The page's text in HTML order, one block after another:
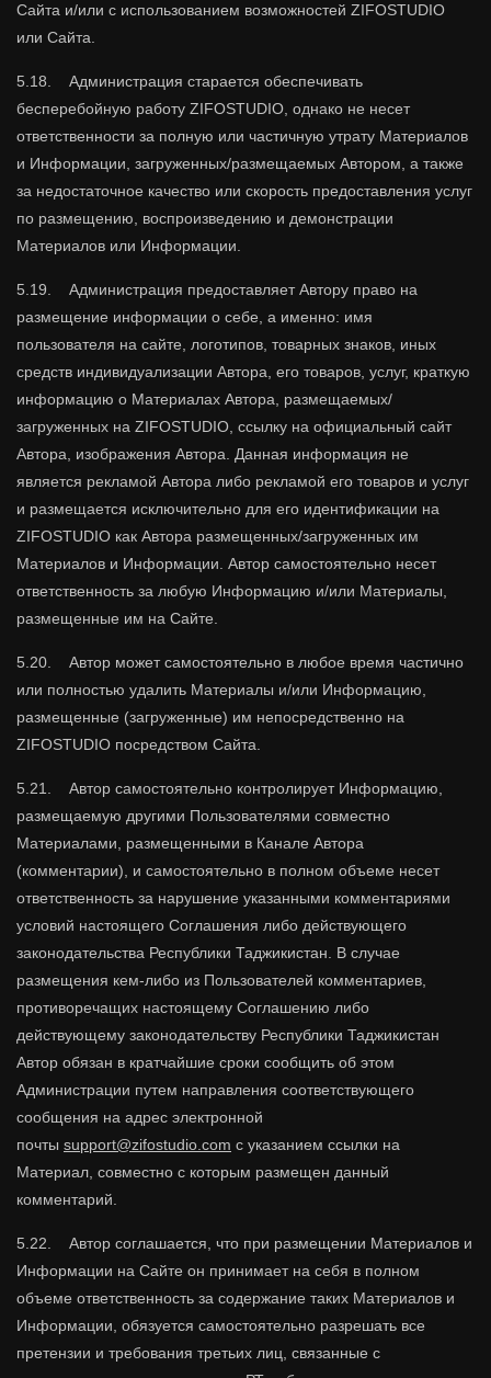
Сайта и/или с использованием возможностей ZIFOSTUDIO
или Сайта.
5.18. Администрация старается обеспечивать
бесперебойную работу ZIFOSTUDIO, однако не несет
ответственности за полную или частичную утрату Материалов
и Информации, загруженных/размещаемых Автором, а также
за недостаточное качество или скорость предоставления услуг
по размещению, воспроизведению и демонстрации
Материалов или Информации.
5.19. Администрация предоставляет Автору право на
размещение информации о себе, а именно: имя
пользователя на сайте, логотипов, товарных знаков, иных
средств индивидуализации Автора, его товаров, услуг, краткую
информацию о Материалах Автора, размещаемых/
загруженных на ZIFOSTUDIO, ссылку на официальный сайт
Автора, изображения Автора. Данная информация не
является рекламой Автора либо рекламой его товаров и услуг
и размещается исключительно для его идентификации на
ZIFOSTUDIO как Автора размещенных/загруженных им
Материалов и Информации. Автор самостоятельно несет
ответственность за любую Информацию и/или Материалы,
размещенные им на Сайте.
5.20. Автор может самостоятельно в любое время частично
или полностью удалить Материалы и/или Информацию,
размещенные (загруженные) им непосредственно на
ZIFOSTUDIO посредством Сайта.
5.21. Автор самостоятельно контролирует Информацию,
размещаемую другими Пользователями совместно
Материалами, размещенными в Канале Автора
(комментарии), и самостоятельно в полном объеме несет
ответственность за нарушение указанными комментариями
условий настоящего Соглашения либо действующего
законодательства Республики Таджикистан. В случае
размещения кем-либо из Пользователей комментариев,
противоречащих настоящему Соглашению либо
действующему законодательству Республики Таджикистан
Автор обязан в кратчайшие сроки сообщить об этом
Администрации путем направления соответствующего
сообщения на адрес электронной
почты support@zifostudio com с указанием ссылки на
Материал, совместно с которым размещен данный
комментарий.
5.22. Автор соглашается, что при размещении Материалов и
Информации на Сайте он принимает на себя в полном
объеме ответственность за содержание таких Материалов и
Информации, обязуется самостоятельно разрешать все
претензии и требования третьих лиц, связанные с